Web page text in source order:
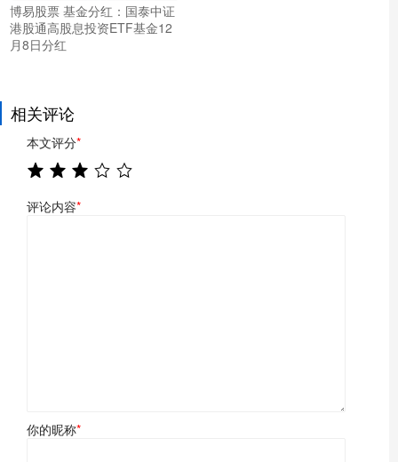
博易股票 基金分红：国泰中证
港股通高股息投资ETF基金12
月8日分红
相关评论
本文评分*
评论内容*
你的昵称*